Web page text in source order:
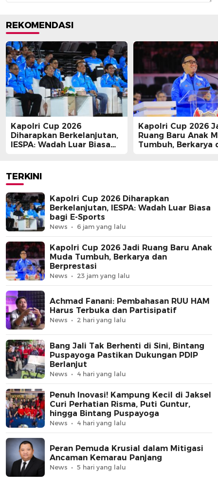
REKOMENDASI
Kapolri Cup 2026
Diharapkan Berkelanjutan,
IESPA: Wadah Luar Biasa
Kapolri Cup 2026
Ruang Baru Anak
Tumbuh, Berkarya
TERKINI
Kapolri Cup 2026 Diharapkan
Berkelanjutan, IESPA: Wadah Luar Biasa
bagi E-Sports
News 6 jam yang lalu
Kapolri Cup 2026 Jadi Ruang Baru Anak
Muda Tumbuh, Berkarya dan
Berprestasi
News 23 jam yang lalu
Achmad Fanani: Pembahasan RUU HAM
Harus Terbuka dan Partisipatif
News 2 hari yang lalu
Bang Jali Tak Berhenti di Sini, Bintang
Puspayoga Pastikan Dukungan PDIP
Berlanjut
News 4 hari yang lalu
Penuh Inovasi! Kampung Kecil di Jaksel
Curi Perhatian Risma, Puti Guntur,
hingga Bintang Puspayoga
News 4 hari yang lalu
Peran Pemuda Krusial dalam Mitigasi
Ancaman Kemarau Panjang
News 5 hari yang lalu